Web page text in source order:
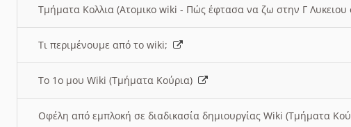
Τμήματα Κολλια (Ατομικο wiki - Πώς έφτασα να ζω στην Γ
Τι περιμένουμε από το wiki;
Το 1ο μου Wiki (Τμήματα Κούρια)
Οφέλη από εμπλοκή σε διαδικασία δημιουργίας Wiki (Τμήματα